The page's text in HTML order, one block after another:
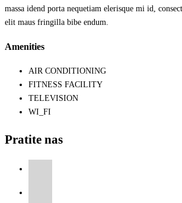
massa idend porta nequetiam elerisque mi id,
elit maus fringilla bibe endum.
Amenities
AIR CONDITIONING
FITNESS FACILITY
TELEVISION
WI_FI
Pratite nas